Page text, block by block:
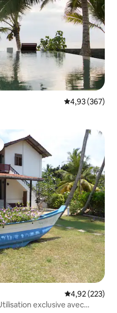
Évaluation
4,93 (367)
plus appréciés
Évaluation
4,92 (223)
exclusive avec